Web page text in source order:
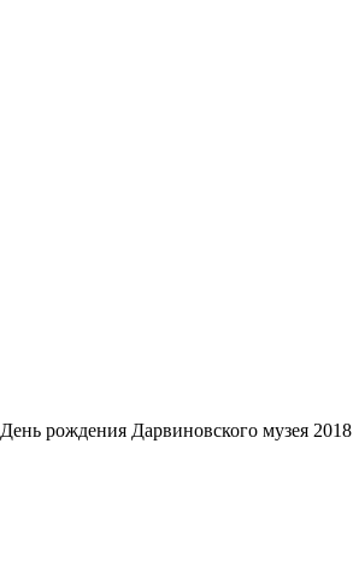
День рождения Дарвиновского музея 2018